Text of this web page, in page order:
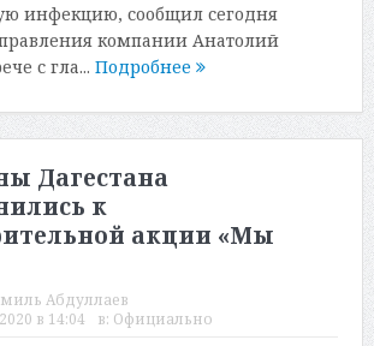
инфекцию, сообщил сегодня
компании Анатолий
с гла... Подробнее
Дагестана
к
акции «Мы
Абдуллаев
в 14:04 в: Официально